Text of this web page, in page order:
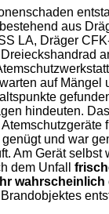
aus
LA, Dräger
auf Mängel
hindeuten.
und war
Am Gerät selbst
dem Unfall